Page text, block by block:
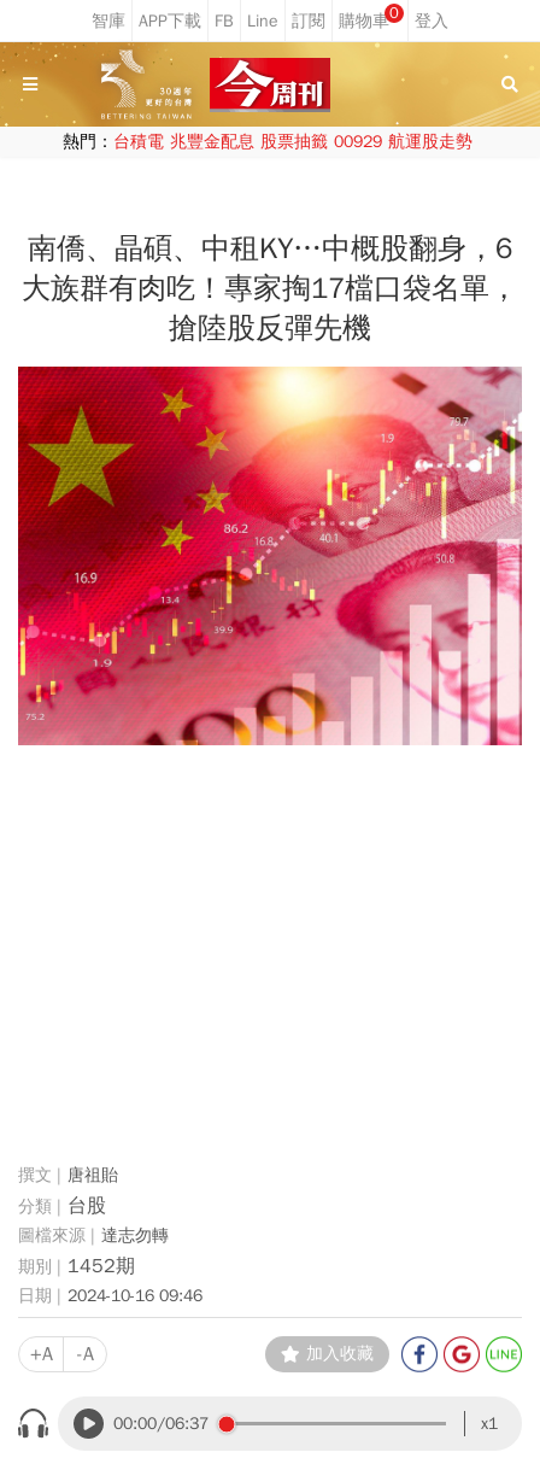
0
熱門： 台積電 兆豐金配息 股票抽籤 00929 航運股走勢
南僑、晶碩、中租KY…中概股翻身，6
大族群有肉吃！專家掏17檔口袋名單，
搶陸股反彈先機
唐祖貽
台股
達志勿轉
1452期
2024-10-16 09:46
+A -A 加入收藏
00:00/06:37 x1